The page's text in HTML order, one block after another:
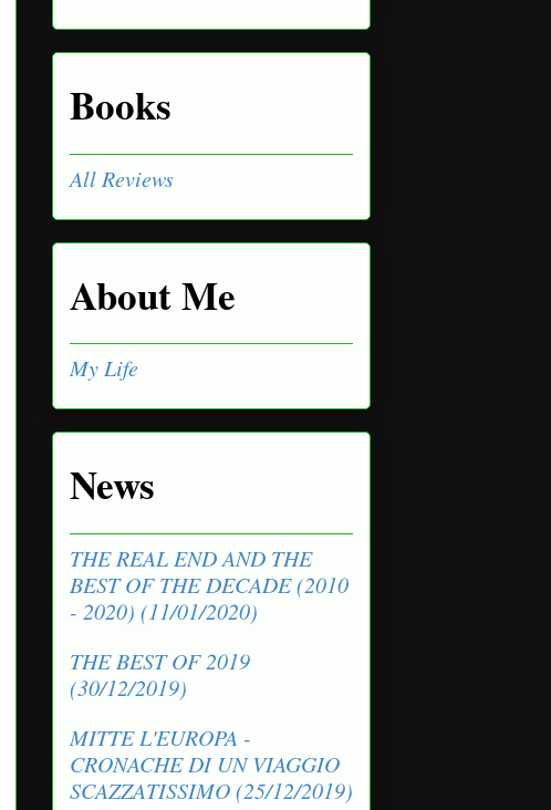
Books
All Reviews
About Me
My Life
News
THE REAL END AND THE
BEST OF THE DECADE (2010
- 2020) (11/01/2020)
THE BEST OF 2019
(30/12/2019)
MITTE L'EUROPA -
CRONACHE DI UN VIAGGIO
SCAZZATISSIMO (25/12/2019)